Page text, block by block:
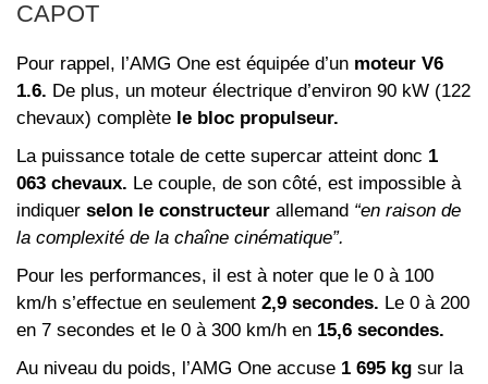
CAPOT
Pour rappel, l’AMG One est équipée d’un moteur V6
1.6. De plus, un moteur électrique d’environ 90 kW (122
chevaux) complète le bloc propulseur.
La puissance totale de cette supercar atteint donc 1
063 chevaux. Le couple, de son côté, est impossible à
indiquer selon le constructeur allemand “en raison de
la complexité de la chaîne cinématique”.
Pour les performances, il est à noter que le 0 à 100
km/h s’effectue en seulement 2,9 secondes. Le 0 à 200
en 7 secondes et le 0 à 300 km/h en 15,6 secondes.
Au niveau du poids, l’AMG One accuse 1 695 kg sur la